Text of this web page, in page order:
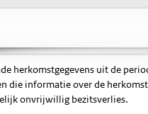
herkomstgegevens uit de
die informatie over de
onvrijwillig bezitsverlies.